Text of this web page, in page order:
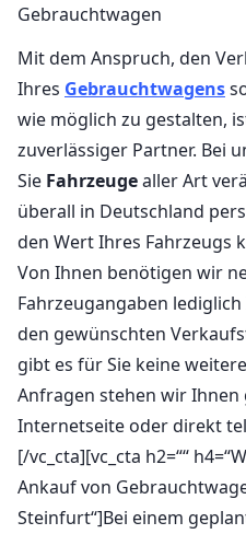
Gebrauchtwagen
Mit dem Anspruch, den
Ihres Gebrauchtwagens
wie möglich zu gestalten,
zuverlässiger Partner. Bei
Sie Fahrzeugealler Art
überall in Deutschland
den Wert Ihres Fahrzeugs
Von Ihnen benötigen wir
Fahrzeugangaben
den gewünschten
gibt es für Sie keine
Anfragen stehen wir
Internetseite oder direkt
[/vc_cta][vc_cta h2=““
Ankauf von
Steinfurt“]Bei einem